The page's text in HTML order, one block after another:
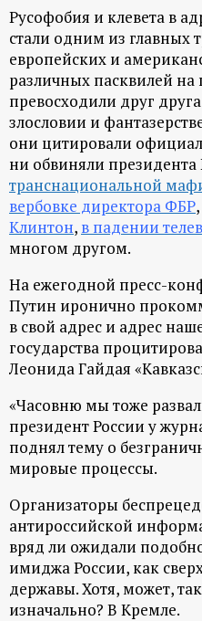
Русофобия и клевета в
стали одним из главных
европейских и
различных пасквилей на
превосходили друг
злословии и
они цитировали
ни обвиняли президента
транснациональной
вербовке директора ФБР,
Клинтон, в падении
многом другом.
На ежегодной пресс-
Путин иронично
в свой адрес и адрес
государства
Леонида Гайдая
«Часовню мы тоже
президент России у
поднял тему о
мировые процессы.
Организаторы
антироссийской
вряд ли ожидали
имиджа России, как
державы. Хотя, может,
изначально? В Кремле.